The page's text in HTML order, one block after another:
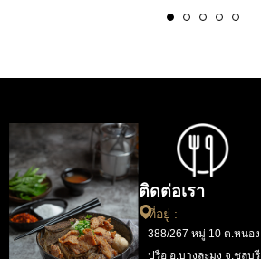
4 5
ติดต่อเรา
ที่อยู่ :
388/267 หมู่ 10 ต.หนอง
ปรือ อ.บางละมุง จ.ชลบุรี